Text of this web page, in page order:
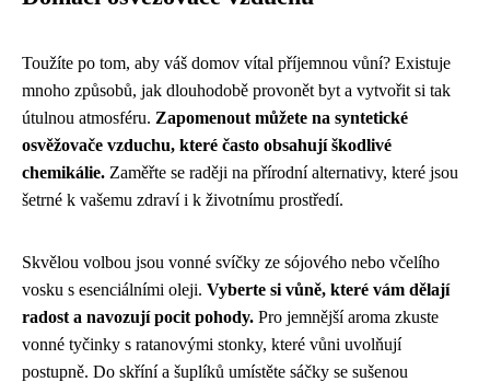
Toužíte po tom, aby váš domov vítal příjemnou vůní? Existuje
mnoho způsobů, jak dlouhodobě provonět byt a vytvořit si tak
útulnou atmosféru. Zapomenout můžete na syntetické
osvěžovače vzduchu, které často obsahují škodlivé
chemikálie. Zaměřte se raději na přírodní alternativy, které jsou
šetrné k vašemu zdraví i k životnímu prostředí.
Skvělou volbou jsou vonné svíčky ze sójového nebo včelího
vosku s esenciálními oleji. Vyberte si vůně, které vám dělají
radost a navozují pocit pohody. Pro jemnější aroma zkuste
vonné tyčinky s ratanovými stonky, které vůni uvolňují
postupně. Do skříní a šuplíků umístěte sáčky se sušenou